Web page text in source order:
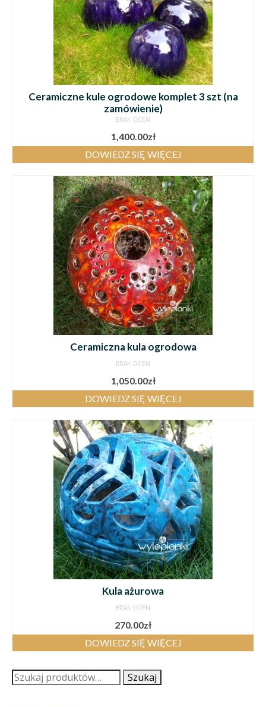
Ceramiczne kule ogrodowe komplet 3 szt (na
zamówienie)
BRAK OCEN
1,400.00zł
DOWIEDZ SIĘ WIĘCEJ
Ceramiczna kula ogrodowa
BRAK OCEN
1,050.00zł
DOWIEDZ SIĘ WIĘCEJ
Kula ażurowa
BRAK OCEN
270.00zł
DOWIEDZ SIĘ WIĘCEJ
Szukaj: Szukaj